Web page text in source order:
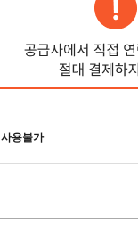
사용불가